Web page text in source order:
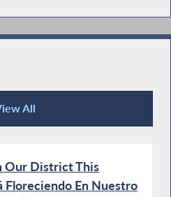
All
Our District This
Floreciendo En Nuestro